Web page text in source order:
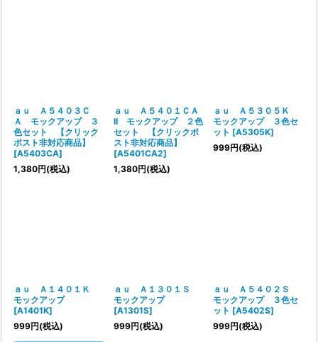
ａｕ Ａ５４０３Ｃ
Ａ モックアップ ３
色セット 【クリック
ポスト非対応商品】
[A5403CA]
1,380円(税込)
ａｕ Ａ５４０１ＣＡ
II モックアップ ２色
セット 【クリックポ
スト非対応商品】
[A5401CA2]
1,380円(税込)
ａｕ Ａ５３０５Ｋ
モックアップ ３色セ
ット [A5305K]
999円(税込)
ａｕ Ａ１４０１Ｋ
モックアップ
[A1401K]
999円(税込)
ａｕ Ａ１３０１Ｓ
モックアップ
[A1301S]
999円(税込)
ａｕ Ａ５４０２Ｓ
モックアップ ３色セ
ット [A5402S]
999円(税込)